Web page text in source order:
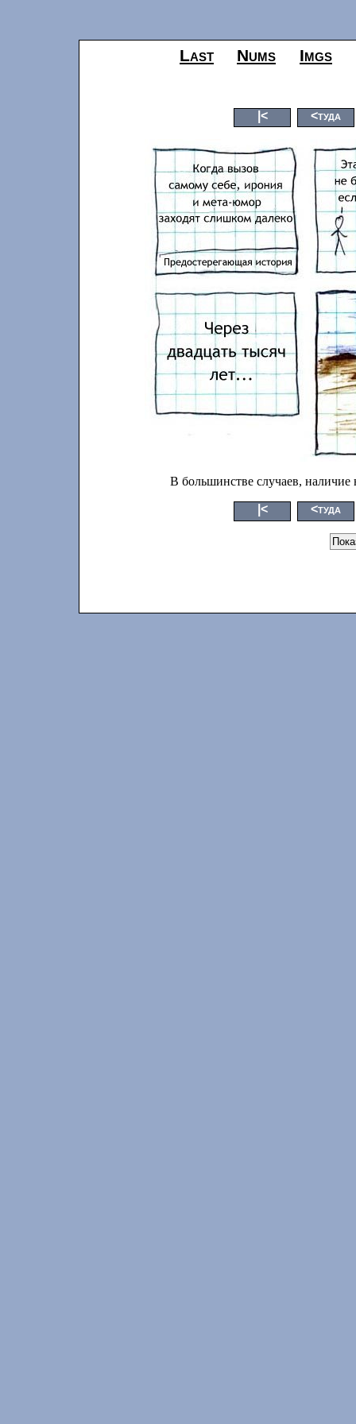
Last Nums Imgs
|< <туда
В большинстве случаев, наличие
|< <туда